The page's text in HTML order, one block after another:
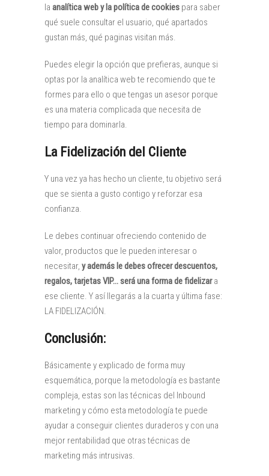
la analítica web y la política de cookies para saber
qué suele consultar el usuario, qué apartados
gustan más, qué paginas visitan más.
Puedes elegir la opción que prefieras, aunque si
optas por la analítica web te recomiendo que te
formes para ello o que tengas un asesor porque
es una materia complicada que necesita de
tiempo para dominarla.
La Fidelización del Cliente
Y una vez ya has hecho un cliente, tu objetivo será
que se sienta a gusto contigo y reforzar esa
confianza.
Le debes continuar ofreciendo contenido de
valor, productos que le pueden interesar o
necesitar, y además le debes ofrecer descuentos,
regalos, tarjetas VIP… será una forma de fidelizara
ese cliente. Y así llegarás a la cuarta y última fase:
LA FIDELIZACIÓN.
Conclusión:
Básicamente y explicado de forma muy
esquemática, porque la metodología es bastante
compleja, estas son las técnicas del Inbound
marketing y cómo esta metodología te puede
ayudar a conseguir clientes duraderos y con una
mejor rentabilidad que otras técnicas de
marketing más intrusivas.